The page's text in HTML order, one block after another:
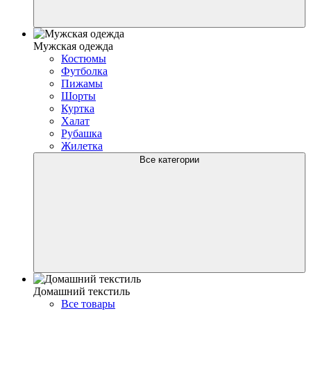
Мужская одежда
Костюмы
Футболка
Пижамы
Шорты
Куртка
Халат
Рубашка
Жилетка
Все категории
Домашний текстиль
Все товары